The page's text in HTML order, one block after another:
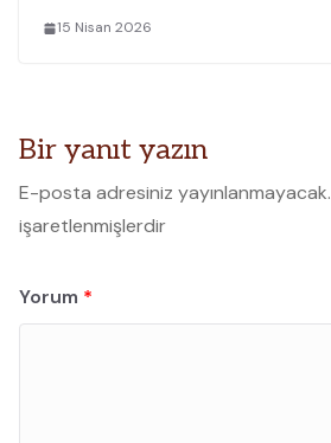
15 Nisan 2026
Bir yanıt yazın
E-posta adresiniz yayınlanmayacak.
işaretlenmişlerdir
Yorum *